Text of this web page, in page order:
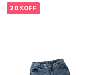
20%OFF